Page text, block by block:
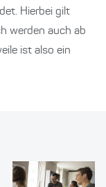
Hierbei gilt
werden auch ab
ist also ein